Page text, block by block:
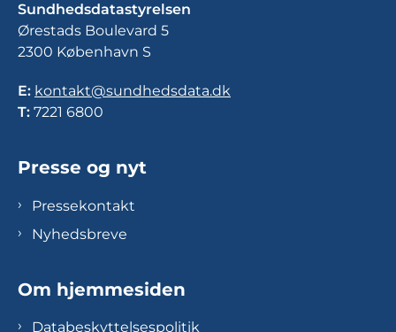
Sundhedsdatastyrelsen
Ørestads Boulevard 5
2300 København S
E: kontakt@sundhedsdata.dk
T: 7221 6800
Presse og nyt
Pressekontakt
Nyhedsbreve
Om hjemmesiden
Databeskyttelsespolitik